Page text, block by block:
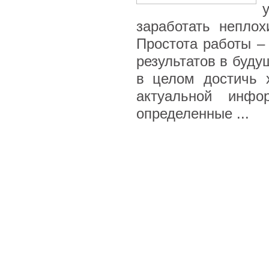
заработать
Простота работы
результатов в
в целом достичь
актуальной
определенные ...